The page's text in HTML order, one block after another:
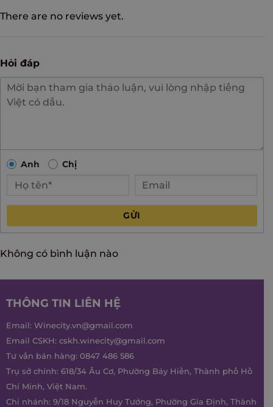
There are no reviews yet.
Hỏi đáp
Anh Chị
GỬI
Không có bình luận nào
THÔNG TIN LIÊN HỆ
Email: Winecity.vn@gmail.com
Email CSKH: cskh.winecity@gmail.com
Tư vấn bán hàng: 0847 486 586
Trụ sở chính: 618/34 Âu Cơ, Phường Bảy Hiền, Thành phố Hồ
Chí Minh, Việt Nam.
Chi nhánh: 9/18 Nguyễn Huy Tưởng, Phường Gia Định, Thành